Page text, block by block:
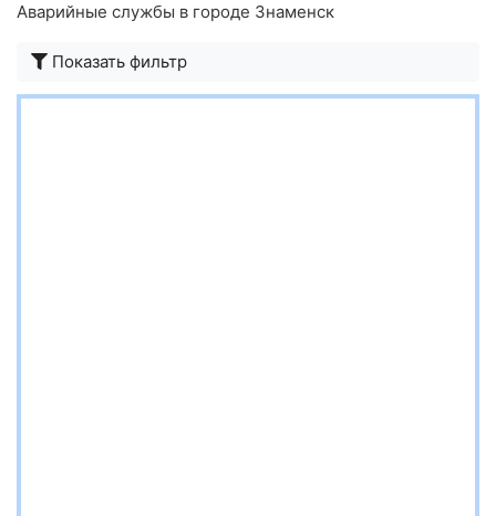
Аварийные службы в городе Знаменск
Показать фильтр